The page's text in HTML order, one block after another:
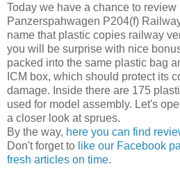
Today we have a chance to
Panzerspahwagen P204(f)
name that plastic copies railway
you will be surprise with nice
packed into the same plastic bag
ICM box, which should protect its
damage. Inside there are 175
used for model assembly. Let's
a closer look at sprues.
By the way, here you can find
Don't forget to like our Facebook
fresh articles on time.